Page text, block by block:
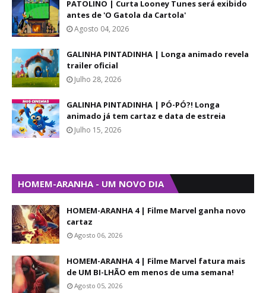
PATOLINO | Curta Looney Tunes será exibido
antes de 'O Gatola da Cartola'
Agosto 04, 2026
GALINHA PINTADINHA | Longa animado revela
trailer oficial
Julho 28, 2026
GALINHA PINTADINHA | PÓ-PÓ?! Longa
animado já tem cartaz e data de estreia
Julho 15, 2026
HOMEM-ARANHA - UM NOVO DIA
HOMEM-ARANHA 4 | Filme Marvel ganha novo
cartaz
Agosto 06, 2026
HOMEM-ARANHA 4 | Filme Marvel fatura mais
de UM BI-LHÃO em menos de uma semana!
Agosto 05, 2026